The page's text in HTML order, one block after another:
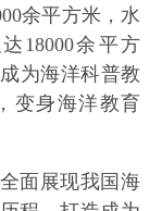
余平方米，水
18000余平方
为海洋科普教
变身海洋教育
面展现我国海